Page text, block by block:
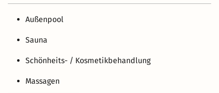
Außenpool
Sauna
Schönheits- / Kosmetikbehandlung
Massagen